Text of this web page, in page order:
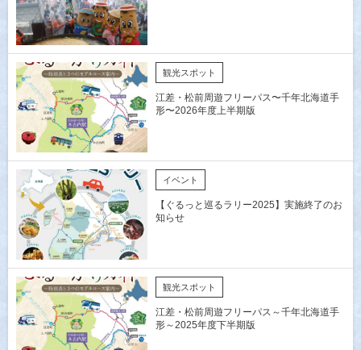
観光スポット
江差・松前周遊フリーパス〜千年北海道手
形〜2026年度上半期版
イベント
【ぐるっと巡るラリー2025】実施終了のお
知らせ
観光スポット
江差・松前周遊フリーパス～千年北海道手
形～2025年度下半期版